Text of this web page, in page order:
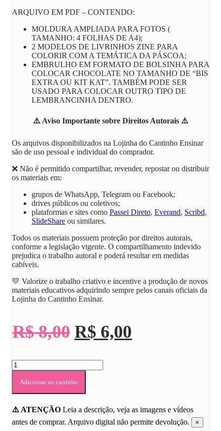
ARQUIVO EM PDF – CONTENDO:
MOLDURA AMPLIADA PARA FOTOS (
TAMANHO: 4 FOLHAS DE A4);
2 MODELOS DE LIVRINHOS ZINE PARA
COLORIR COM A TEMÁTICA DA PÁSCOA;
EMBRULHO EM FORMATO DE BOLSINHA PARA
COLOCAR CHOCOLATE NO TAMANHO DE “BIS
EXTRA OU KIT KAT”. TAMBÉM PODE SER
USADO PARA COLOCAR OUTRO TIPO DE
LEMBRANCINHA DENTRO.
⚠️ Aviso Importante sobre Direitos Autorais⚠️
Os arquivos disponibilizados na Lojinha do Cantinho Ensinar
são de uso pessoal e individual do comprador.
❌ Não é permitido compartilhar, revender, repostar ou distribuir
os materiais em:
grupos de WhatsApp, Telegram ou Facebook;
drives públicos ou coletivos;
plataformas e sites como Passei Direto, Everand, Scribd,
SlideShare ou similares.
Todos os materiais possuem proteção por direitos autorais,
conforme a legislação vigente. O compartilhamento indevido
prejudica o trabalho autoral e poderá resultar em medidas
cabíveis.
💛 Valorize o trabalho criativo e incentive a produção de novos
materiais educativos adquirindo sempre pelos canais oficiais da
Lojinha do Cantinho Ensinar.
R$8,00 O
original
era:
R$ 8,00.
R$ 6,00
R$ 6,00.
KIT
PÁSCOA:
MOLDURA
EMBRULHO
PARA
CHOCOLATE
Adicionar ao carrinho
⚠️ ATENÇÃO Leia a descrição, veja as imagens e vídeos
antes de comprar. Arquivo digital não permite devolução.
×